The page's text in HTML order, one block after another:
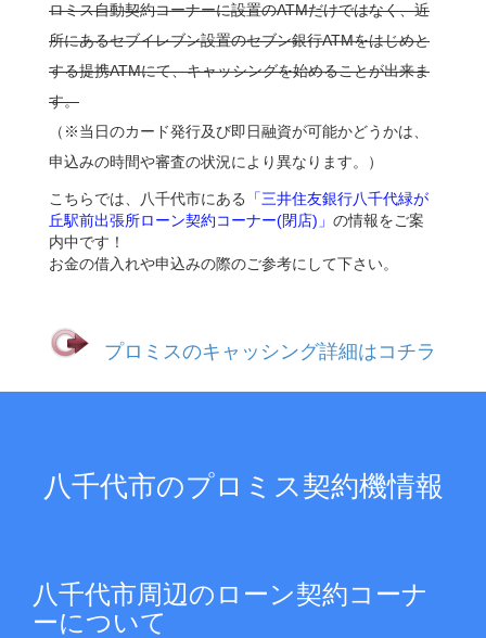
ロミス自動契約コーナーに設置のATMだけではなく、近
所にあるセブイレブン設置のセブン銀行ATMをはじめと
する提携ATMにて、キャッシングを始めることが出来ま
す。
（※当日のカード発行及び即日融資が可能かどうかは、
申込みの時間や審査の状況により異なります。）
こちらでは、八千代市にある
「三井住友銀行八千代緑が
丘駅前出張所ローン契約コーナー(閉店)」 の情報をご案
内中です！
お金の借入れや申込みの際のご参考にして下さい。
プロミスのキャッシング詳細はコチラ
八千代市のプロミス契約機情報
八千代市周辺のローン契約コーナ
ーについて